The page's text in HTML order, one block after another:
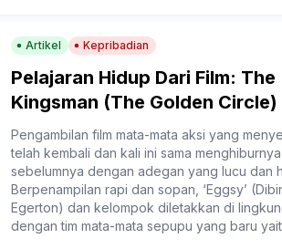
Artikel Kepribadian
Pelajaran Hidup Dari Film: The
Kingsman (The Golden Circle)
Pengambilan film mata-mata aksi yang
telah kembali dan kali ini sama
sebelumnya dengan adegan yang lucu dan
Berpenampilan rapi dan sopan, ‘Eggsy’
Egerton) dan kelompok diletakkan di
dengan tim mata-mata sepupu yang baru